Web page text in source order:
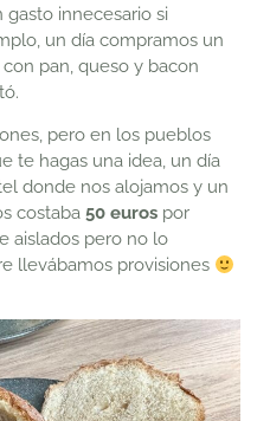
innecesario si
un día compramos un
pan, queso y bacon
pero en los pueblos
te hagas una idea, un día
donde nos alojamos y un
costaba 50 euros por
aislados pero no lo
llevábamos provisiones